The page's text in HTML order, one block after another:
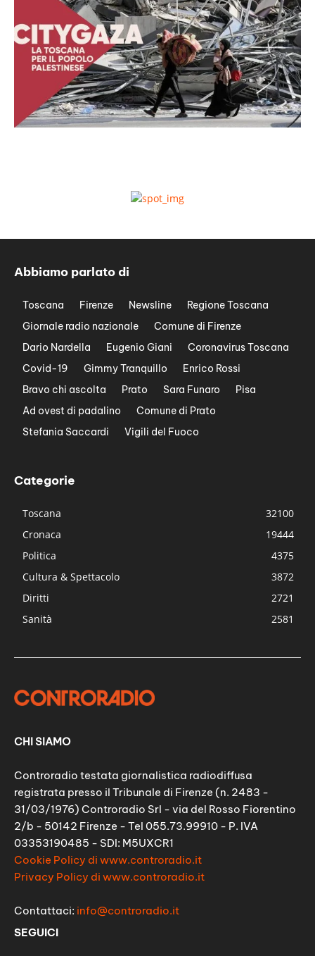
Abbiamo parlato di
Toscana Firenze Newsline
Regione Toscana
Giornale radio nazionale
Comune di Firenze
Dario Nardella
Eugenio Giani
Coronavirus Toscana
Covid-19
Gimmy Tranquillo
Enrico Rossi
Bravo chi ascolta
Prato Sara Funaro
Pisa
Ad ovest di padalino
Comune di Prato
Stefania Saccardi
Vigili del Fuoco
Categorie
Toscana
32100
Cronaca
19444
Politica
4375
Cultura & Spettacolo
3872
Diritti
2721
Sanità
2581
CHI SIAMO
Controradio testata giornalistica radiodiffusa
registrata presso il Tribunale di Firenze (n. 2483 -
31/03/1976) Controradio Srl - via del Rosso Fiorentino
2/b - 50142 Firenze - Tel 055.73.99910 - P. IVA
03353190485 - SDI: M5UXCR1
Cookie Policy di www.controradio.it
Privacy Policy di www.controradio.it
Contattaci: info@controradio.it
SEGUICI